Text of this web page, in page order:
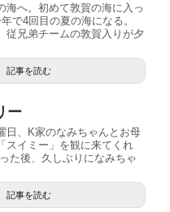
海へ。初めて敦賀の海に入っ
で4回目の夏の海になる。
従兄弟チームの敦賀入りが夕
記事を読む
ー
日、K家のなみちゃんとお母
スイミー」を観に来てくれ
た後、久しぶりになみちゃ
記事を読む